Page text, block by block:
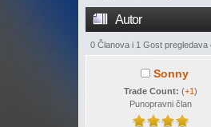
Autor
0 Članova i 1 Gost pregledava
Sonny
Trade Count: (+1)
Punopravni član